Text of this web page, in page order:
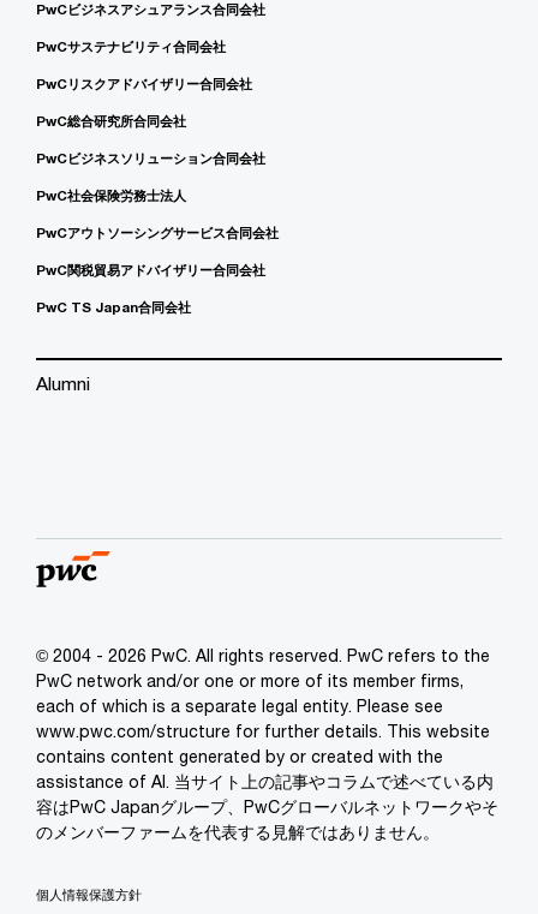
PwCビジネスアシュアランス合同会社
PwCサステナビリティ合同会社
PwCリスクアドバイザリー合同会社
PwC総合研究所合同会社
PwCビジネスソリューション合同会社
PwC社会保険労務士法人
PwCアウトソーシングサービス合同会社
PwC関税貿易アドバイザリー合同会社
PwC TS Japan合同会社
Alumni
© 2004 - 2026 PwC. All rights reserved. PwC refers to the
PwC network and/or one or more of its member firms,
each of which is a separate legal entity. Please see
www.pwc.com/structure for further details. This website
contains content generated by or created with the
assistance of AI. 当サイト上の記事やコラムで述べている内
容はPwC Japanグループ、PwCグローバルネットワークやそ
のメンバーファームを代表する見解ではありません。
個人情報保護方針